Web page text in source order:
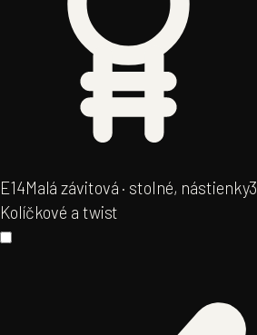
E14Malá závitová · stolné, nástienky3
Kolíčkové a twist